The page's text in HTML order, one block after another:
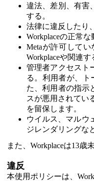
違法、差別、有害
する。
法律に違反したり
Workplaceの正常
Metaが許可して
Workplaceや関連
管理者アクセスト
る。利用者が、ト
た、利用者の指示
スが悪用されてい
を留保します。
ウイルス、マルウ
ジレンダリングな
また、Workplaceは13歳
違反
本使用ポリシーは、